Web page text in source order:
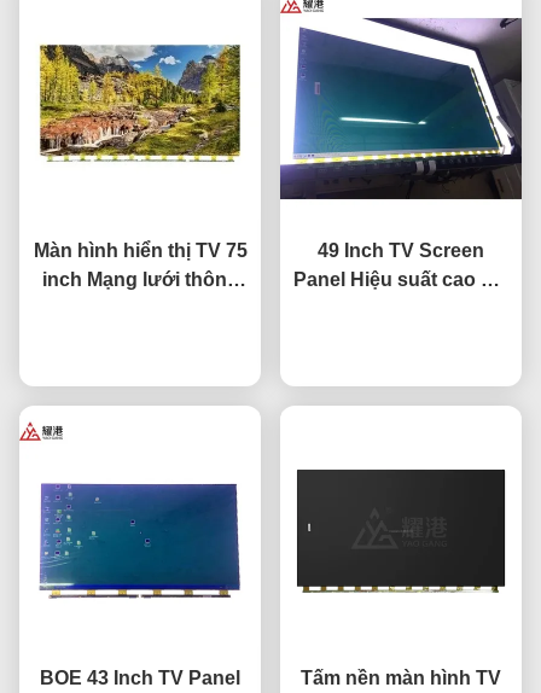
Màn hình hiển thị TV 75
inch Mạng lưới thông
49 Inch TV Screen
Panel Hiệu suất cao HD
BOE 43 Inch TV Panel
Tấm nền màn hình TV